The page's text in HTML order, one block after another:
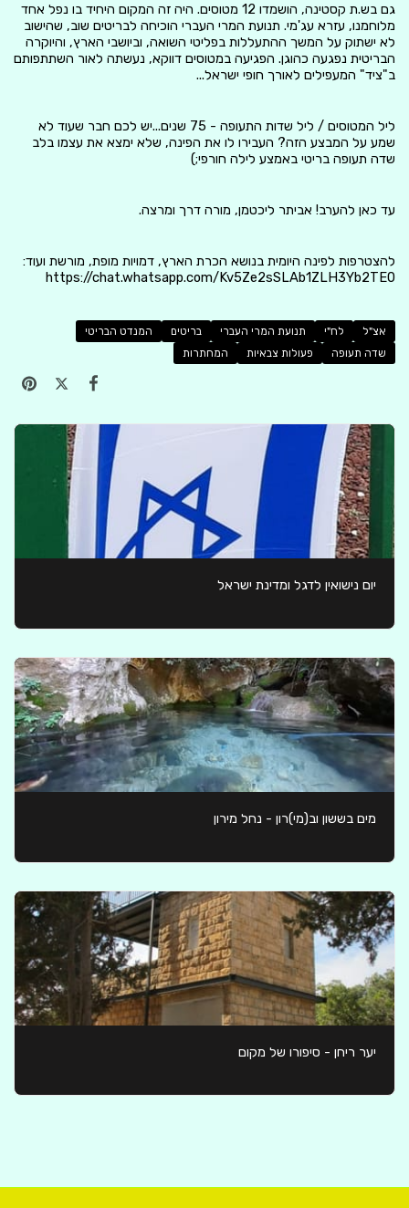
גם בש.ת קסטינה, הושמדו 12 מטוסים. היה זה המקום היחיד בו נפל אחד
מלוחמנו, עזרא עג'מי. תנועת המרי העברי הוכיחה לבריטים שוב, שהישוב
לא ישתוק על המשך ההתעללות בפליטי השואה, וביושבי הארץ, והיוקרה
הבריטית נפגעה כהוגן. הפגיעה במטוסים דווקא, נעשתה לאור השתתפותם
ב"ציד" המעפילים לאורך חופי ישראל...
ליל המטוסים / ליל שדות התעופה - 75 שנים...יש לכם חבר שעוד לא
שמע על המבצע הזה? העבירו לו את הפינה, שלא ימצא את עצמו בלב
שדה תעופה בריטי באמצע לילה חורפי;)
עד כאן להערב! אביתר ליכטמן, מורה דרך ומרצה.
להצטרפות לפינה היומית בנושא הכרת הארץ, דמויות מופת, מורשת ועוד:
https://chat.whatsapp.com/Kv5Ze2sSLAb1ZLH3Yb2TE0
אצ"ל לח"י תנועת המרי העברי בריטים
המנדט הבריטי
שדה תעופה
פעולות צבאיות המחתרות
יום נישואין לדגל ומדינת ישראל
מים בששון וב(מי)רון - נחל מירון
יער ריחן - סיפורו של מקום